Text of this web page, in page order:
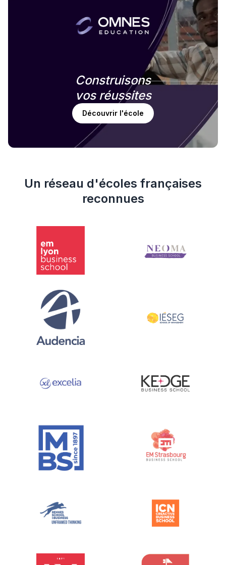
Construisons
vos réussites
Découvrir l'école
Un réseau d'écoles françaises
reconnues